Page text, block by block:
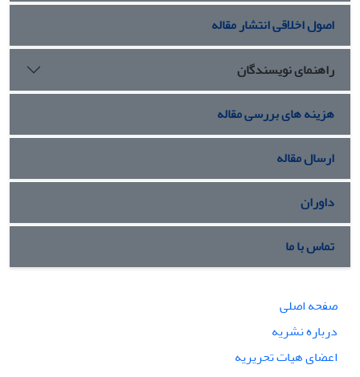
اصول اخلاقی انتشار مقاله
راهنمای نویسندگان
هزینه های بررسی مقاله
ارسال مقاله
داوران
تماس با ما
صفحه اصلی
درباره نشریه
اعضای هیات تحریریه